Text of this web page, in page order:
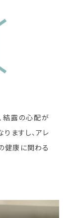
結露の心配が
ますし、アレ
健康に関わる